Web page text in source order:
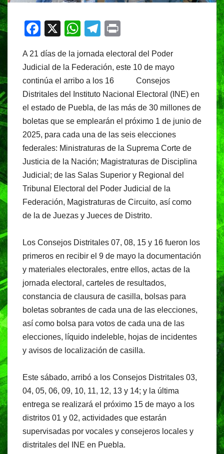
F
c
e
b
o
o
k
X
W
at
s
A
p
p
T
e
gr
a
m
t
A 21 días de la jornada electoral del Poder
Judicial de la Federación, este 10 de mayo
continúa el arribo a los 16 Consejos
Distritales del Instituto Nacional Electoral (INE) en
el estado de Puebla, de las más de 30 millones de
boletas que se emplearán el próximo 1 de junio de
2025, para cada una de las seis elecciones
federales: Ministraturas de la Suprema Corte de
Justicia de la Nación; Magistraturas de Disciplina
Judicial; de las Salas Superior y Regional del
Tribunal Electoral del Poder Judicial de la
Federación, Magistraturas de Circuito, así como
de la de Juezas y Jueces de Distrito.
Los Consejos Distritales 07, 08, 15 y 16 fueron los
primeros en recibir el 9 de mayo la documentación
y materiales electorales, entre ellos, actas de la
jornada electoral, carteles de resultados,
constancia de clausura de casilla, bolsas para
boletas sobrantes de cada una de las elecciones,
así como bolsa para votos de cada una de las
elecciones, líquido indeleble, hojas de incidentes
y avisos de localización de casilla.
Este sábado, arribó a los Consejos Distritales 03,
04, 05, 06, 09, 10, 11, 12, 13 y 14; y la última
entrega se realizará el próximo 15 de mayo a los
distritos 01 y 02, actividades que estarán
supervisadas por vocales y consejeros locales y
distritales del INE en Puebla.